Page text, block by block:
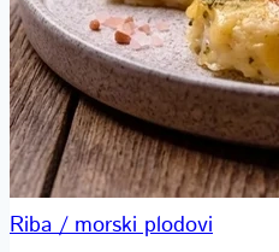
Riba / morski plodovi